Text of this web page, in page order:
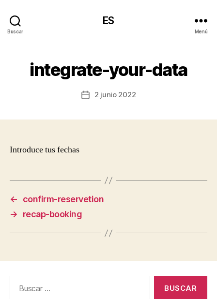
Buscar
ES
Menú
integrate-your-data
Fecha2 junio 2022
Introduce tus fechas
←
confirm-reservetion
→
recap-booking